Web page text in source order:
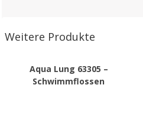
Weitere Produkte
Aqua Lung 63305 –
Schwimmflossen